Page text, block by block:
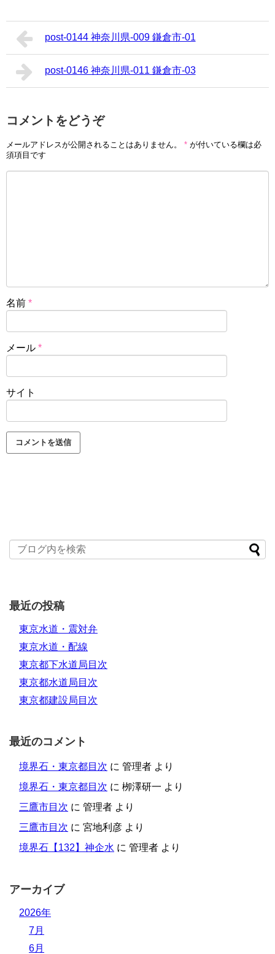
post-0144 神奈川県-009 鎌倉市-01
post-0146 神奈川県-011 鎌倉市-03
コメントをどうぞ
メールアドレスが公開されることはありません。 * が付いている欄は必
須項目です
名前 *
メール *
サイト
最近の投稿
東京水道・震対弁
東京水道・配線
東京都下水道局目次
東京都水道局目次
東京都建設局目次
最近のコメント
境界石・東京都目次 に 管理者 より
境界石・東京都目次 に 栁澤研一 より
三鷹市目次 に 管理者 より
三鷹市目次 に 宮地利彦 より
境界石【132】神企水 に 管理者 より
アーカイブ
2026年
7月
6月